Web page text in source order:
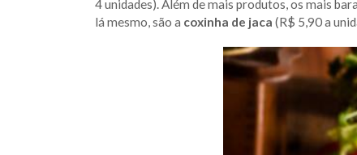
4 unidades). Além de mais produtos, os mais
lá mesmo, são a coxinha de jaca (R$ 5,90 a